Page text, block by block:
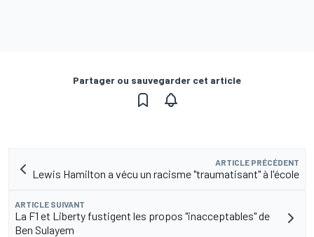
Partager ou sauvegarder cet article
ARTICLE PRÉCÉDENT
Lewis Hamilton a vécu un racisme "traumatisant" à l'école
ARTICLE SUIVANT
La F1 et Liberty fustigent les propos "inacceptables" de
Ben Sulayem